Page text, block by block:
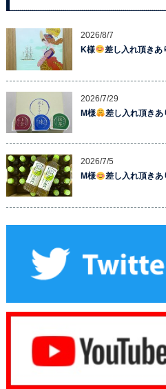
2026/8/7
K様
差し入れ頂き
2026/7/29
M様
差し入れ頂き
2026/7/5
M様
差し入れ頂き